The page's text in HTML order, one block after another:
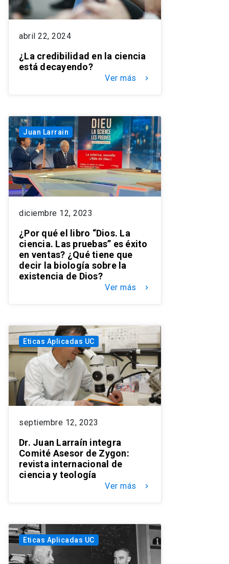
abril 22, 2024
¿La credibilidad en la ciencia
está decayendo?
Ver más keyboard_arrow_right
Juan Larrain
diciembre 12, 2023
¿Por qué el libro “Dios. La
ciencia. Las pruebas” es éxito
en ventas? ¿Qué tiene que
decir la biología sobre la
existencia de Dios?
Ver más keyboard_arrow_right
Eticas Aplicadas UC
septiembre 12, 2023
Dr. Juan Larraín integra
Comité Asesor de Zygon:
revista internacional de
ciencia y teología
Ver más keyboard_arrow_right
Eticas Aplicadas UC